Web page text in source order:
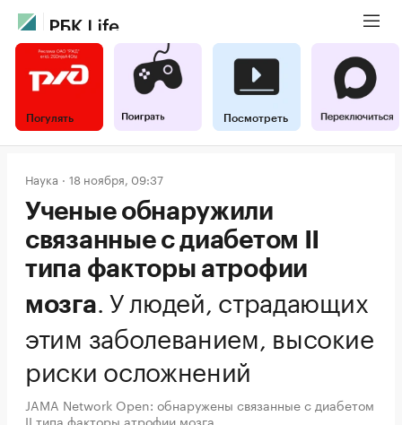
Погулять Посмотреть
Наука 18 ноября, 09:37
Ученые обнаружили
связанные с диабетом II
типа факторы атрофии
мозга.У людей, страдающих
этим заболеванием, высокие
риски осложнений
JAMA Network Open: обнаружены связанные с диабетом
II типа факторы атрофии мозга